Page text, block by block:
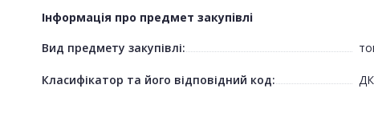
Інформація про предмет закупівлі
Вид предмету закупівлі:
Класифікатор та його відповідний код: